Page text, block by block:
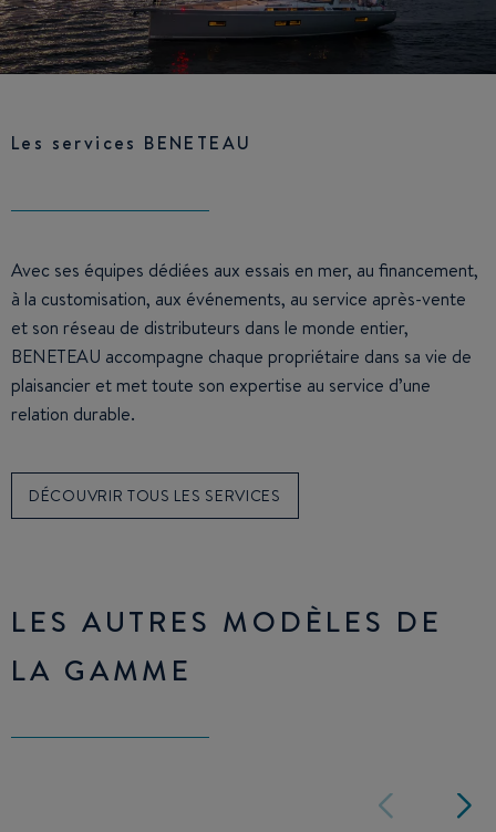
Les services BENETEAU
Avec ses équipes dédiées aux essais en mer, au financement,
à la customisation, aux événements, au service après-vente
et son réseau de distributeurs dans le monde entier,
BENETEAU accompagne chaque propriétaire dans sa vie de
plaisancier et met toute son expertise au service d’une
relation durable.
DÉCOUVRIR TOUS LES SERVICES
LES AUTRES MODÈLES DE
LA GAMME